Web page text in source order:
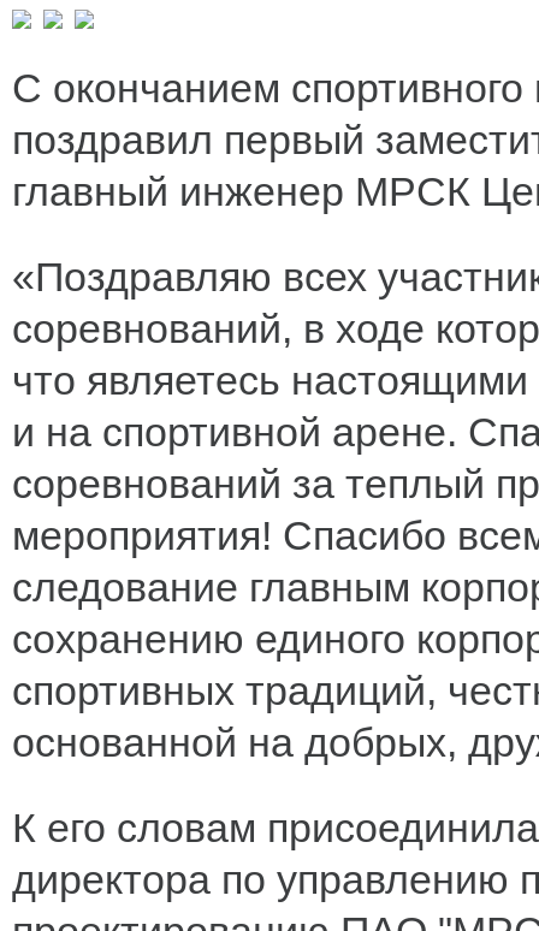
С окончанием
поздравил первый
главный инженер МРСК
«Поздравляю всех
соревнований, в ходе
что являетесь
и на спортивной арене.
соревнований за теплый
мероприятия! Спасибо
следование главным
сохранению единого
спортивных традиций,
основанной на добрых,
К его словам
директора по управлению